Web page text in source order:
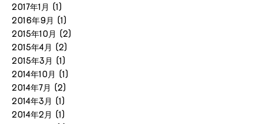
2017年1月 (1)
2016年9月 (1)
2015年10月 (2)
2015年4月 (2)
2015年3月 (1)
2014年10月 (1)
2014年7月 (2)
2014年3月 (1)
2014年2月 (1)